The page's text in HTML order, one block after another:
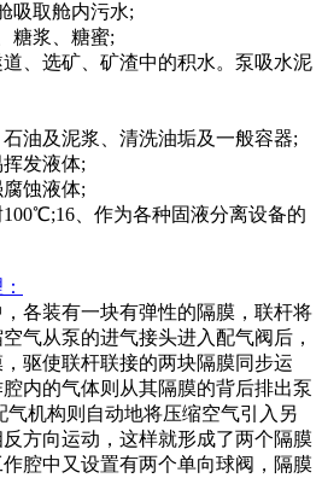
吸取舱内污水;
糖浆、糖蜜;
、选矿、矿渣中的积水。泵吸水泥
油及泥浆、清洗油垢及一般容器;
发液体;
蚀液体;
、作为各种固液分离设备的
各装有一块有弹性的隔膜，联杆将
气从泵的进气接头进入配气阀后，
驱使联杆联接的两块隔膜同步运
内的气体则从其隔膜的背后排出泵
气机构则自动地将压缩空气引入另
方向运动，这样就形成了两个隔膜
腔中又设置有两个单向球阀，隔膜